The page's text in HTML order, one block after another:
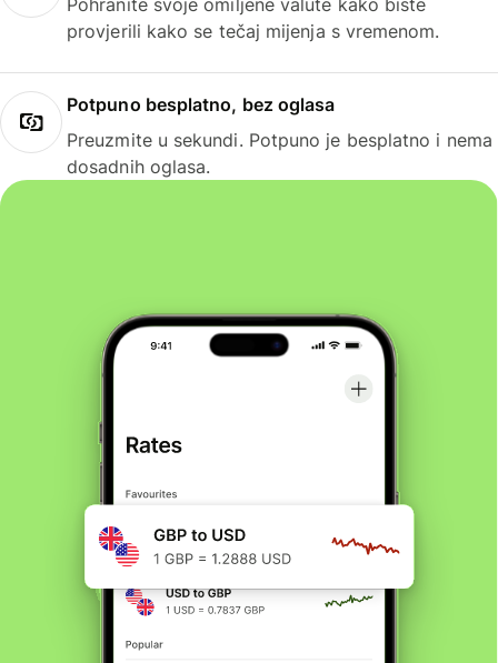
Pohranite svoje omiljene valute kako biste
provjerili kako se tečaj mijenja s vremenom.
Potpuno besplatno, bez oglasa
Preuzmite u sekundi. Potpuno je besplatno i nema
dosadnih oglasa.